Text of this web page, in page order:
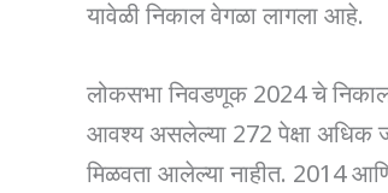
यावेळी निकाल वेगळा लागला आहे.
लोकसभा निवडणूक 2024 चे
आवश्य असलेल्या 272 पेक्षा अधिक
मिळवता आलेल्या नाहीत. 2014